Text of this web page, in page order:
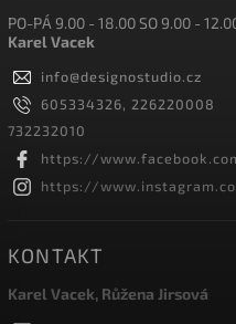
PO-PÁ 9.00 - 18.00 SO 9.00 -
Karel Vacek
info@designostudio.cz
605334326, 226220008
732232010
https://
https://
KONTAKT
Karel Vacek, Růžena Jirsová